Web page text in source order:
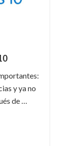
y ya no
de …